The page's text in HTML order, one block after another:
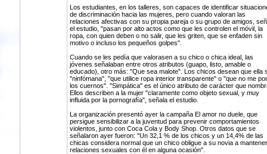
Los estudiantes, en los talleres, son capaces de identificar
de discriminación hacia las mujeres, pero cuando valoran las
relaciones afectivas con su propia pareja o su grupo de amigos,
el estudio, "pasan por alto actos como que les controlen el móvil, la
ropa, con quien deben o no salir, que les griten, que se enfaden sin
motivo o incluso los pequeños golpes".
Cuando se les pedía que valorasen a su chico o chica ideal, las
jóvenes señalaban entre otros atributos (guapo, listo, amable o
educado), otro más: "Que sea malote". Los chicos desean que ella
"ninfómana", "que utilice ropa interior transparente" o "que no me
los cuernos". "Simpática" es el único atributo de carácter que
Ellos describen a la mujer "claramente como objeto sexual, y muy
influida por la pornografía", señala el estudio.
La organización presentó ayer la campaña El amor no duele, que
persigue sensibilizar a la juventud para prevenir comportamientos
violentos, junto con Coca Cola y Body Shop. Otros datos que se
señalaron ayer fueron: "Un 32,1 % de los chicos y un 14,4% de las
chicas considera normal que un chico obligue a su novia a mantener
relaciones sexuales con él en alguna ocasión".